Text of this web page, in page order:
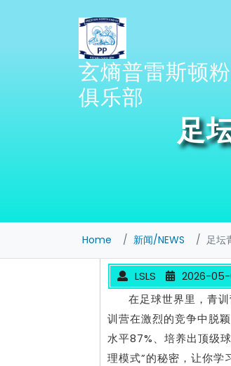
玄熵普雷斯顿
俱乐部
足
Home 新闻/NEWS 足坛
LSLS 2026-
在足球世界里，青
训营在激烈的竞争中脱
水平87%、培养出顶级
理模式”的秘密，让你学